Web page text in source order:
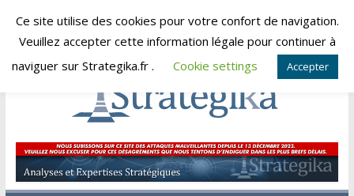
Skip
vendredi, août 7, 2026
Strategika
Expertise
Ce site utilise des cookies pour votre confort de navigation.
Veuillez accepter cette information légale pour continuer à
naviguer sur Strategika.fr .
Cookie settings Accepter